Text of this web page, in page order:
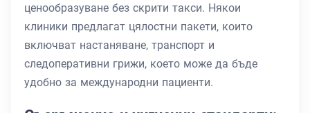
ценообразуване без скрити такси. Някои
клиники предлагат цялостни пакети, които
включват настаняване, транспорт и
следоперативни грижи, което може да бъде
удобно за международни пациенти.